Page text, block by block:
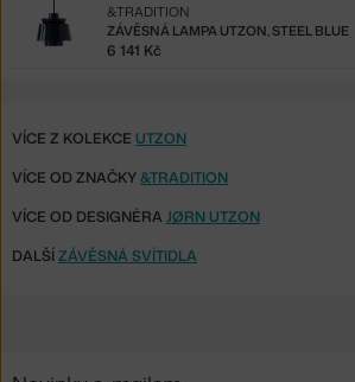
ZÁVĚSNÁ LAMPA UTZON, STEEL BLUE
&TRADITION
6 141 Kč
VÍCE Z KOLEKCE UTZON
VÍCE OD ZNAČKY&TRADITION
VÍCE OD DESIGNÉRA JØRN UTZON
DALŠÍZÁVĚSNÁ SVÍTIDLA